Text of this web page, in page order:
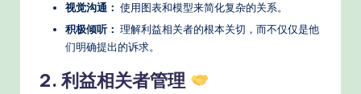
视觉沟通： 使用图表和模型来简化复杂的关系。
积极倾听： 理解利益相关者的根本关切，而不仅仅是他
们明确提出的诉求。
2. 利益相关者管理